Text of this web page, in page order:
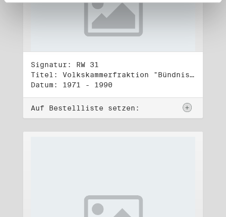
Signatur: RW 31
Titel: Volkskammerfraktion "Bündnis 90/Grüne" (3)
Datum: 1971 - 1990
Auf Bestellliste setzen: